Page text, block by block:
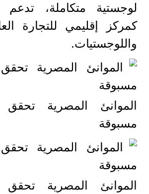
لوجستية متكاملة،
كمركز إقليمي للتجارة
واللوجستيات.
الموانئ المصرية
مسبوقة
الموانئ المصرية